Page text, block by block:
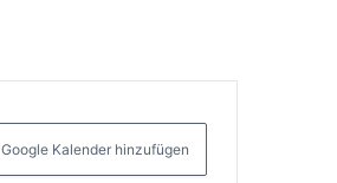
Kalender hinzufügen